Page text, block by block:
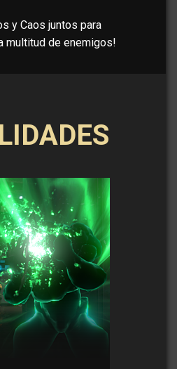
y Caos juntos para
multitud de enemigos!